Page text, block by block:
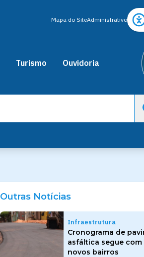
Mapa do SiteAdministrativo
Turismo Ouvidoria
Outras Notícias
Infraestrutura
Cronograma de
asfáltica segue com
novos bairros